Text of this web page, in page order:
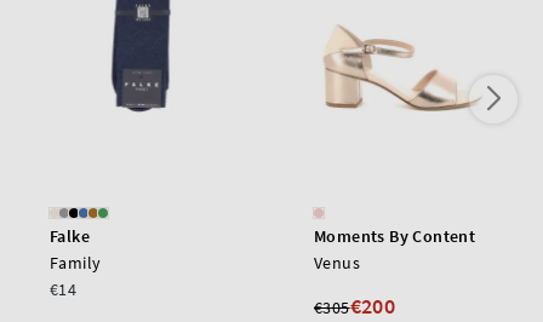
Falke
Family
€14
Moments By Content
Venus
€305€200